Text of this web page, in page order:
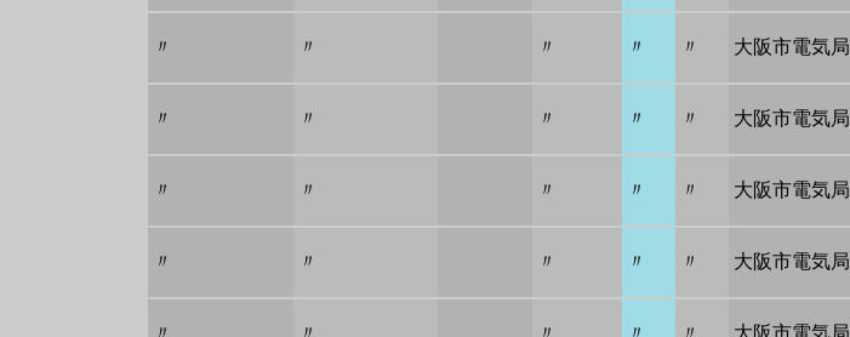
〃 〃 〃 〃 〃 大阪市電気局
〃 〃 〃 〃 〃 大阪市電気局
〃 〃 〃 〃 〃 大阪市電気局
〃 〃 〃 〃 〃 大阪市電気局
〃 〃 〃 〃 〃 大阪市電気局